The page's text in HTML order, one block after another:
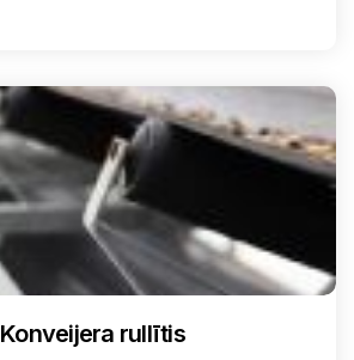
Konveijera rullītis